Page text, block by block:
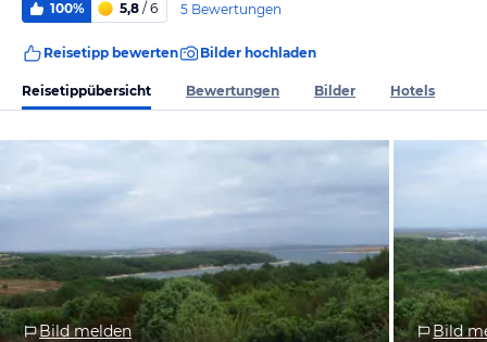
100% 5,8 / 6 5 Bewertungen
Reisetipp bewerten Bilder hochladen
Reisetippübersicht Bewertungen Bilder Hotels
Bild melden Bild